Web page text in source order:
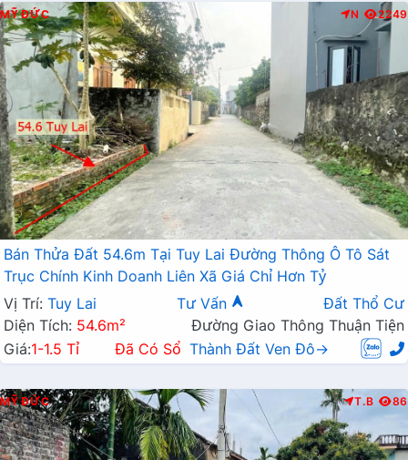
MỸ ĐỨC N 2249
Bán Thửa Đất 54.6m Tại Tuy Lai Đường Thông Ô Tô Sát
Trục Chính Kinh Doanh Liên Xã Giá Chỉ Hơn Tỷ
Vị Trí: Tuy Lai Tư Vấn
Đất Thổ Cư
Diện Tích: 54.6m²
Đường Giao Thông Thuận Tiện
Giá:1-1.5 Tỉ Đã Có Sổ Thành Đất Ven Đô→
MỸ ĐỨC T.B 86